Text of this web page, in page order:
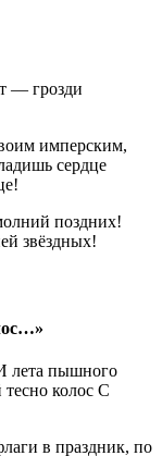
— грозди
имперским,
сердце
поздних!
звёздных!
лета пышного
колос С
в праздник, по